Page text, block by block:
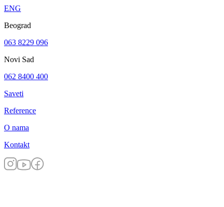
ENG
Beograd
063 8229 096
Novi Sad
062 8400 400
Saveti
Reference
O nama
Kontakt